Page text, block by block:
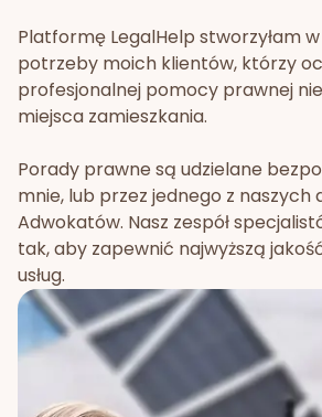
Platformę LegalHelp stworzyłam
potrzeby moich klientów, którzy
profesjonalnej pomocy prawnej
miejsca zamieszkania.
Porady prawne są udzielane
mnie, lub przez jednego z naszych
Adwokatów. Nasz zespół
tak, aby zapewnić najwyższą
usług.